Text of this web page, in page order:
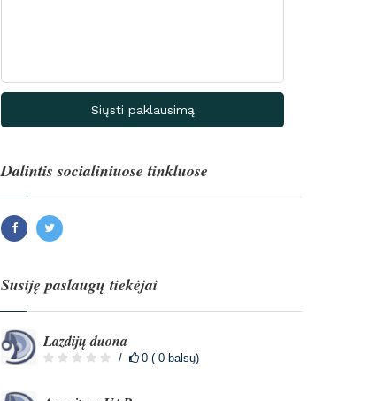
Siųsti paklausimą
Dalintis socialiniuose tinkluose
Susiję paslaugų tiekėjai
Lazdijų duona
0 ( 0 balsų)